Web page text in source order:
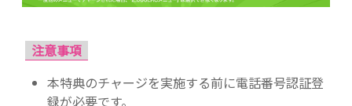
注意事項
本特典のチャージを実施する前に電話番号認証登
録が必要です。